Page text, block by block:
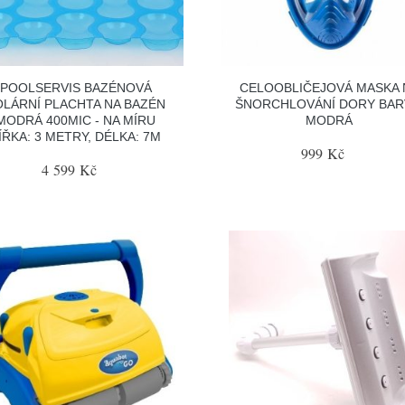
POOLSERVIS BAZÉNOVÁ
PLACHTA NA BAZÉN
400MIC - NA MÍRU
3 METRY, DÉLKA: 7M
4 599 Kč
CELOOBLIČEJOVÁ MASKA
ŠNORCHLOVÁNÍ DORY
MODRÁ
999 Kč